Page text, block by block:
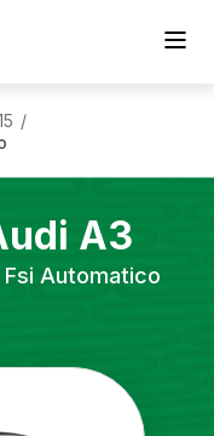
/
A3
Fsi Automatico